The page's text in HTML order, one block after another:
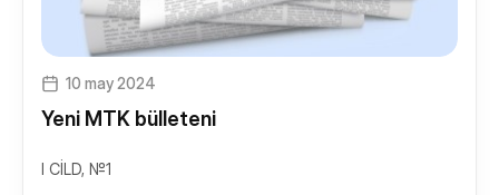
Yeməkxana
Kitabxana
10 may 2024
Yeni MTK bülleteni
I CİLD, №1